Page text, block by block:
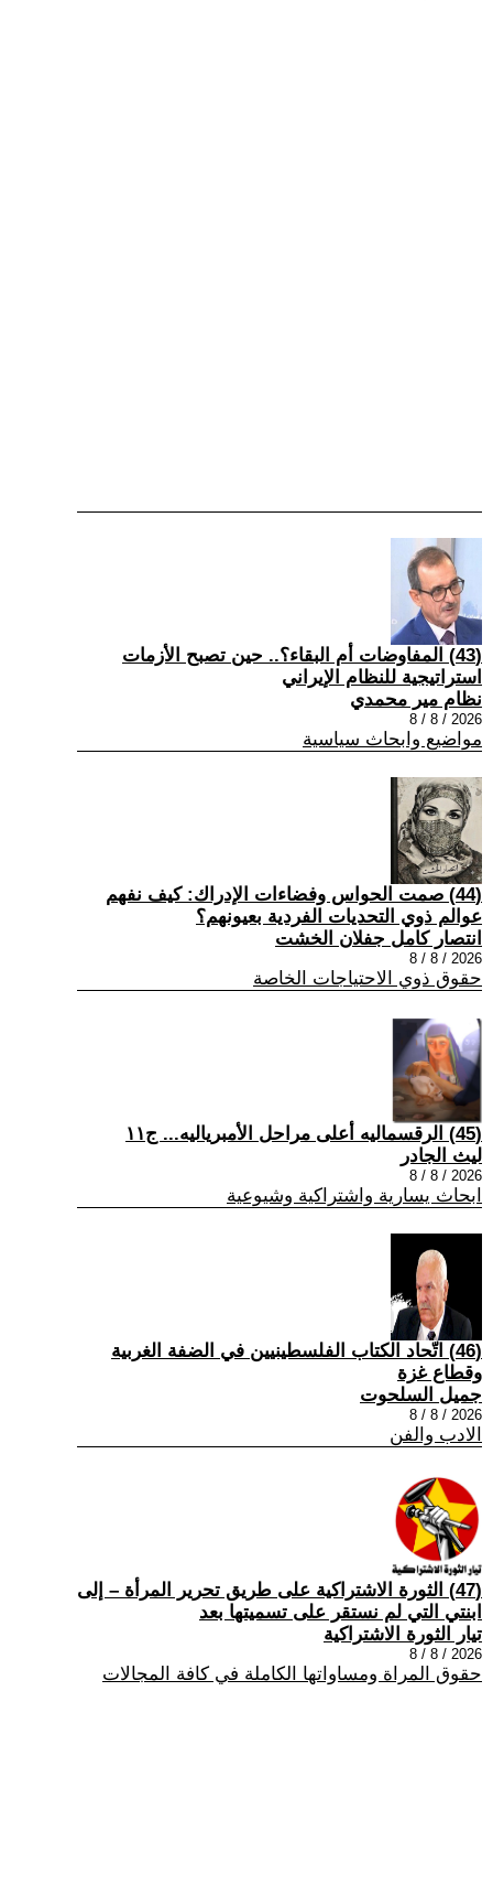
(43) المفاوضات أم البقاء؟.. حين تصبح الأزمات
استراتيجية للنظام الإيراني
نظام مير محمدي
2026 / 8 / 8
مواضيع وابحاث سياسية
(44) صمت الحواس وفضاءات الإدراك: كيف نفهم
عوالم ذوي التحديات الفردية بعيونهم؟
انتصار كامل جفلان الخشت
2026 / 8 / 8
حقوق ذوي الاحتياجات الخاصة
(45) الرقسماليه أعلى مراحل الأمبرياليه... ج١١
ليث الجادر
2026 / 8 / 8
ابحاث يسارية واشتراكية وشيوعية
(46) اتّحاد الكتاب الفلسطينيين في الضفة الغربية
وقطاع غزة
جميل السلحوت
2026 / 8 / 8
الادب والفن
(47) الثورة الاشتراكية على طريق تحرير المرأة – إلى
ابنتي التي لم نستقر على تسميتها بعد
تيار الثورة الاشتراكية
2026 / 8 / 8
حقوق المراة ومساواتها الكاملة في كافة المجالات